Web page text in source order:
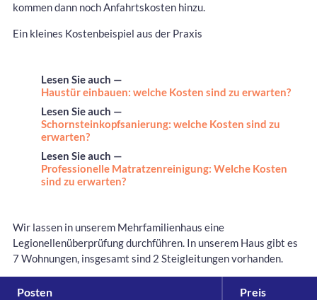
kommen dann noch Anfahrtskosten hinzu.
Ein kleines Kostenbeispiel aus der Praxis
Lesen Sie auch —
Haustür einbauen: welche Kosten sind zu erwarten?
Lesen Sie auch —
Schornsteinkopfsanierung: welche Kosten sind zu
erwarten?
Lesen Sie auch —
Professionelle Matratzenreinigung: Welche Kosten
sind zu erwarten?
Wir lassen in unserem Mehrfamilienhaus eine
Legionellenüberprüfung durchführen. In unserem Haus gibt es
7 Wohnungen, insgesamt sind 2 Steigleitungen vorhanden.
Posten Preis